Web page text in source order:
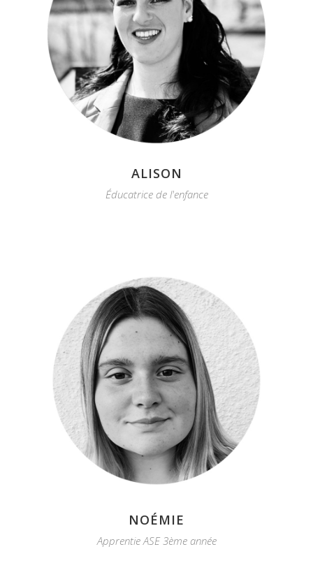
ALISON
Éducatrice de l'enfance
NOÉMIE
Apprentie ASE 3ème année